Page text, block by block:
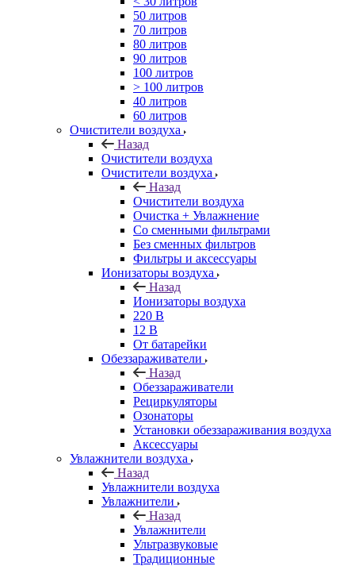
50 литров
70 литров
80 литров
90 литров
100 литров
> 100 литров
40 литров
60 литров
Очистители воздуха
Назад
Очистители воздуха
Очистители воздуха
Назад
Очистители воздуха
Очистка + Увлажнение
Cо сменными фильтрами
Без сменных фильтров
Фильтры и аксессуары
Ионизаторы воздуха
Назад
Ионизаторы воздуха
220 В
12 В
От батарейки
Обеззараживатели
Назад
Обеззараживатели
Рециркуляторы
Озонаторы
Установки обеззараживания воздуха
Аксессуары
Увлажнители воздуха
Назад
Увлажнители воздуха
Увлажнители
Назад
Увлажнители
Ультразвуковые
Традиционные